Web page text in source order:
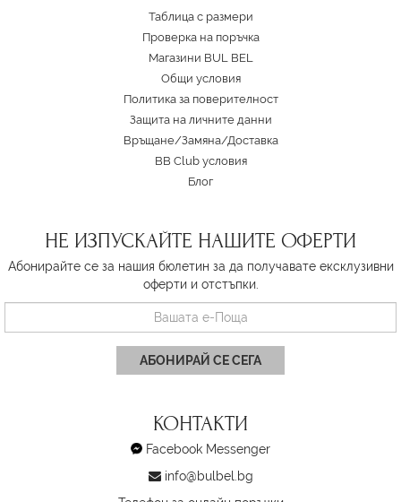
Таблица с размери
Проверка на поръчка
Магазини BUL BEL
Oбщи условия
Политика за поверителност
Защита на личните данни
Връщане/Замяна/Доставка
BB Club условия
Блог
НЕ ИЗПУСКАЙТЕ НАШИТЕ ОФЕРТИ
Абонирайте се за нашия бюлетин за да получавате ексклузивни
оферти и отстъпки.
АБОНИРАЙ СЕ СЕГА
КОНТАКТИ
Facebook Messenger
info@bulbel.bg